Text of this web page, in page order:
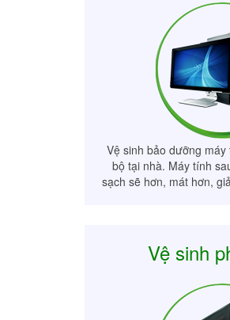
Vệ sinh bảo dưỡng
bộ tại nhà. Máy tính
sạch sẽ hơn, mát hơn,
Vệ sinh